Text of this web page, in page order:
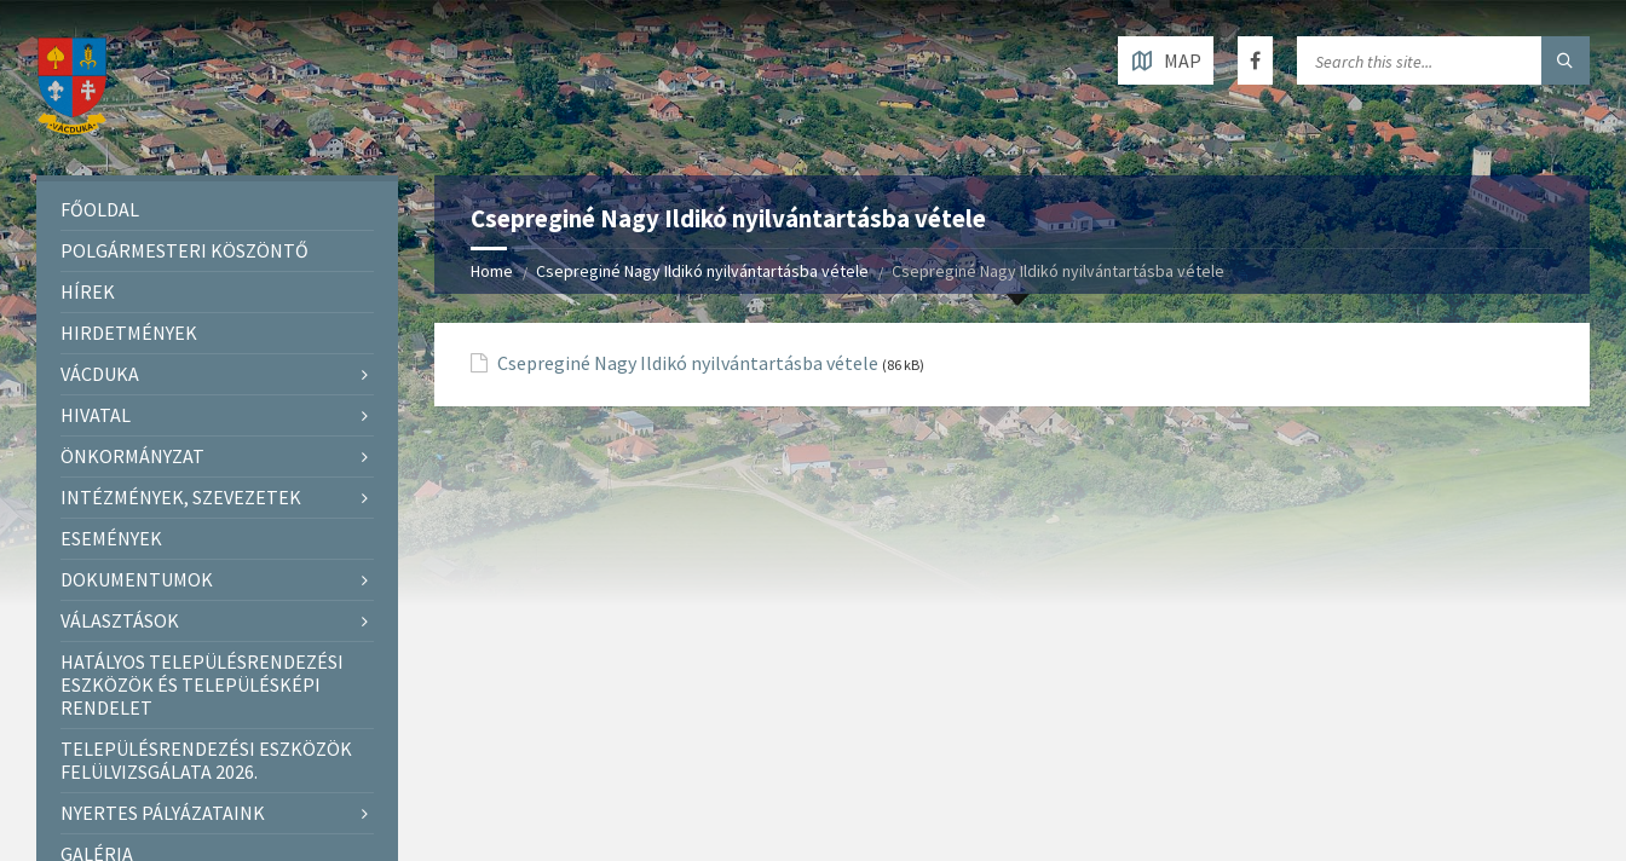
MAP
Csepreginé Nagy Ildikó nyilvántartásba vétele
Home Csepreginé Nagy Ildikó nyilvántartásba vétele Csepreginé Nagy Ildikó nyilvántartásba vétele
Csepreginé Nagy Ildikó nyilvántartásba vétele (86 kB)
FŐOLDAL
POLGÁRMESTERI KÖSZÖNTŐ
HÍREK
HIRDETMÉNYEK
VÁCDUKA
HIVATAL
ÖNKORMÁNYZAT
INTÉZMÉNYEK, SZEVEZETEK
ESEMÉNYEK
DOKUMENTUMOK
VÁLASZTÁSOK
HATÁLYOS TELEPÜLÉSRENDEZÉSI
ESZKÖZÖK ÉS TELEPÜLÉSKÉPI
RENDELET
TELEPÜLÉSRENDEZÉSI ESZKÖZÖK
FELÜLVIZSGÁLATA 2026.
NYERTES PÁLYÁZATAINK
GALÉRIA